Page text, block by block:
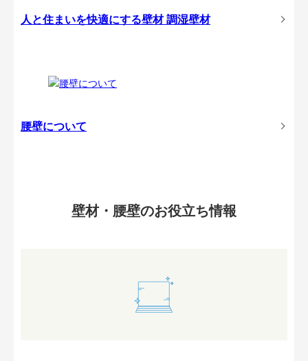
人と住まいを快適にする壁材 調湿壁材
腰壁について
壁材・腰壁のお役立ち情報